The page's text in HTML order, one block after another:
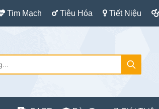
Tim Mạch Tiêu Hóa Tiết Niệu